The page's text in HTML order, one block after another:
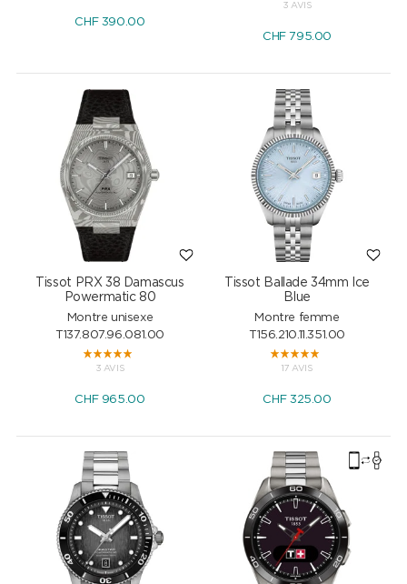
CHF 390.00
3 AVIS
CHF 795.00
Tissot PRX 38 Damascus
Powermatic 80
Montre unisexe
T137.807.96.081.00
3 AVIS
CHF965.00
Tissot Ballade 34mm Ice
Blue
Montre femme
T156.210.11.351.00
17 AVIS
CHF325.00